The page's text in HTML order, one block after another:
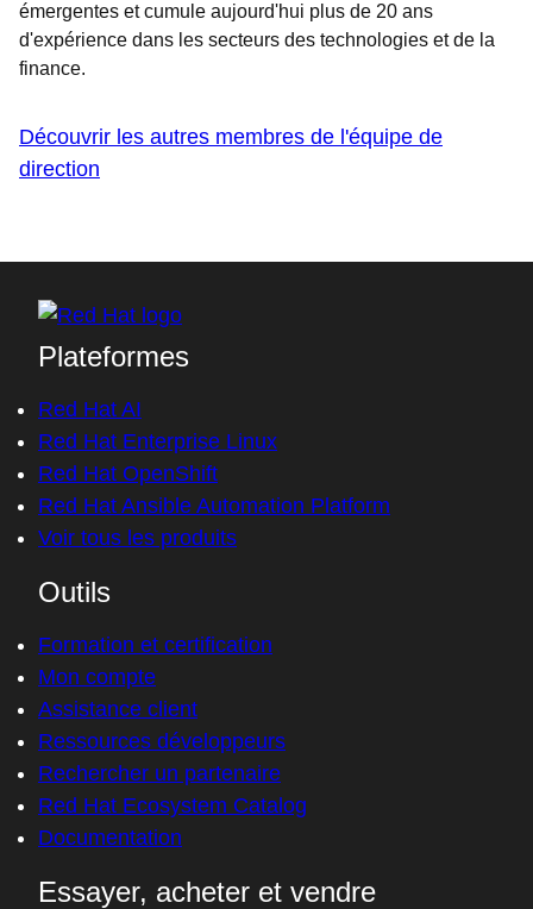
émergentes et cumule aujourd'hui plus de 20 ans
d'expérience dans les secteurs des technologies et de la
finance.
Découvrir les autres membres de l'équipe de
direction
Plateformes
Red Hat AI
Red Hat Enterprise Linux
Red Hat OpenShift
Red Hat Ansible Automation Platform
Voir tous les produits
Outils
Formation et certification
Mon compte
Assistance client
Ressources développeurs
Rechercher un partenaire
Red Hat Ecosystem Catalog
Documentation
Essayer, acheter et vendre